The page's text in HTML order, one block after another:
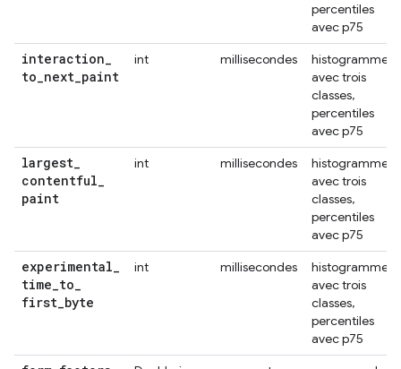
percentiles
avec p75
interaction_
to_next_paint
int millisecondes
histogramme
avec trois
classes,
percentiles
avec p75
largest_
contentful_
paint
int millisecondes
histogramme
avec trois
classes,
percentiles
avec p75
experimental_
time_to_
first_byte
int millisecondes
histogramme
avec trois
classes,
percentiles
avec p75